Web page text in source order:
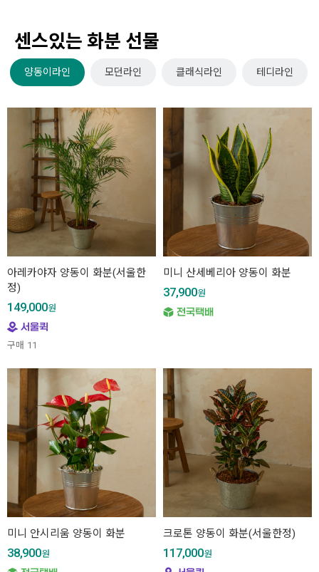
센스있는 화분 선물
양동이라인 모던라인 클래식라인 테디라인
아레카야자 양동이 화분(서울한
정)
149,000원
구매 11
미니 산세베리아 양동이 화분
37,900원
미니 안시리움 양동이 화분
38,900원
크로톤 양동이 화분(서울한정)
117,000원